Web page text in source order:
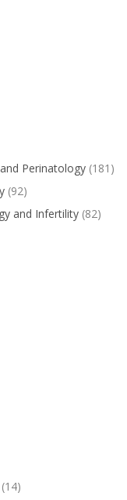
Perinatology (181)
(92)
and Infertility (82)
(14)